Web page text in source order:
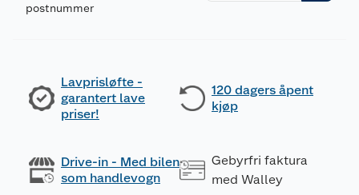
postnummer
Lavprisløfte -
garantert lave
priser!
120 dagers åpent
kjøp
Drive-in - Med bilen
som handlevogn
Gebyrfri faktura
med Walley